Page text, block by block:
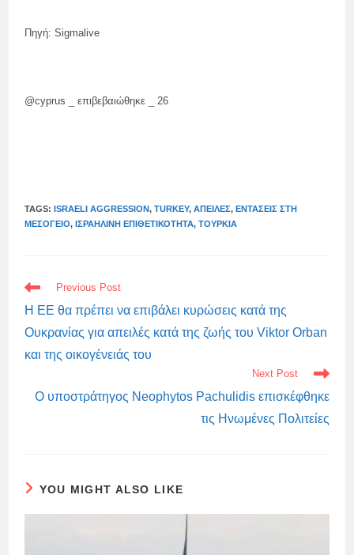
Πηγή: Sigmalive
@cyprus _ επιβεβαιώθηκε _ 26
TAGS:ISRAELI AGGRESSION, TURKEY, ΑΠΕΙΛΈΣ, ΕΝΤΆΣΕΙΣ ΣΤΗ
ΜΕΣΌΓΕΙΟ, ΙΣΡΑΗΛΙΝΉ ΕΠΙΘΕΤΙΚΌΤΗΤΑ, ΤΟΥΡΚΊΑ
READ
MORE
ARTICLES
Previous Post
Η ΕΕ θα πρέπει να επιβάλει κυρώσεις κατά της
Ουκρανίας για απειλές κατά της ζωής του Viktor Orban
και της οικογένειάς του
Next Post
Ο υποστράτηγος Neophytos Pachulidis επισκέφθηκε
τις Ηνωμένες Πολιτείες
YOU MIGHT ALSO LIKE